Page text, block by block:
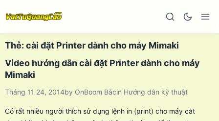
Thẻ: cài đặt Printer dành cho máy Mimaki
Video hướng dẫn cài đặt Printer dành cho máy
Mimaki
Tháng 11 24, 2014by OnBoom Bắcin Hướng dẫn kỹ thuật
Có rất nhiều người thích sử dụng lệnh in (print) cho máy cắt